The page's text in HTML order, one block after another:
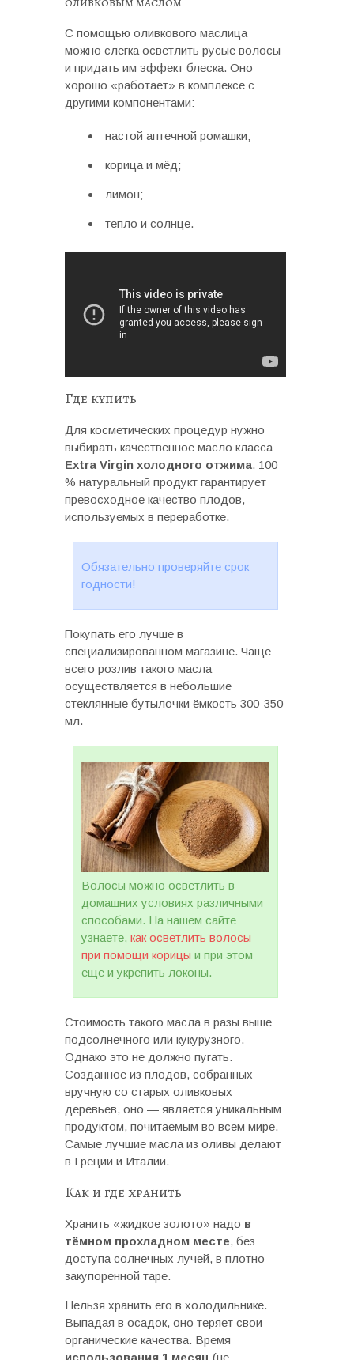
С помощью оливкового маслица
можно слегка осветлить русые волосы
и придать им эффект блеска. Оно
хорошо «работает» в комплексе с
другими компонентами:
настой аптечной ромашки;
корица и мёд;
лимон;
тепло и солнце.
Где купить
Для косметических процедур нужно
выбирать качественное масло класса
Extra Virgin холодного отжима. 100
% натуральный продукт гарантирует
превосходное качество плодов,
используемых в переработке.
Обязательно проверяйте срок
годности!
Покупать его лучше в
специализированном магазине. Чаще
всего розлив такого масла
осуществляется в небольшие
стеклянные бутылочки ёмкость 300-350
мл.
Волосы можно осветлить в
домашних условиях различными
способами. На нашем сайте
узнаете, как осветлить волосы
при помощи корицы и при этом
еще и укрепить локоны.
Стоимость такого масла в разы выше
подсолнечного или кукурузного.
Однако это не должно пугать.
Созданное из плодов, собранных
вручную со старых оливковых
деревьев, оно — является уникальным
продуктом, почитаемым во всем мире.
Самые лучшие масла из оливы делают
в Греции и Италии.
Как и где хранить
Хранить «жидкое золото» надо в
тёмном прохладном месте, без
доступа солнечных лучей, в плотно
закупоренной таре.
Нельзя хранить его в холодильнике.
Выпадая в осадок, оно теряет свои
органические качества. Время
использования 1 месяц (не